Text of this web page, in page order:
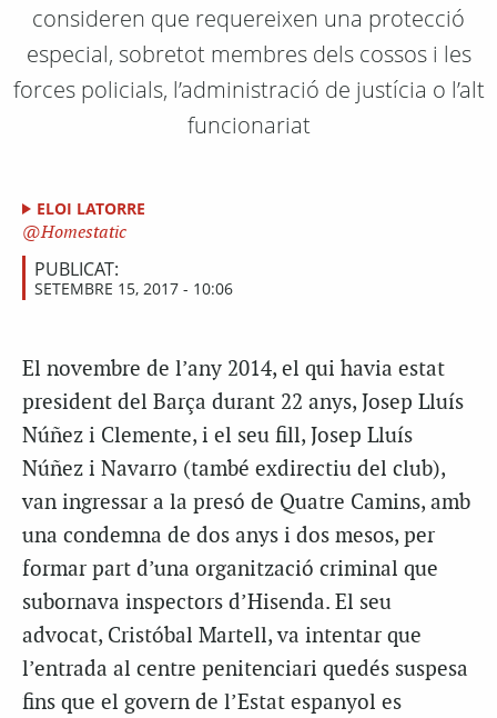
consideren que requereixen una protecció
especial, sobretot membres dels cossos i les
forces policials, l’administració de justícia o l’alt
funcionariat
ELOI LATORRE
Homestatic
PUBLICAT:
SETEMBRE 15, 2017 - 10:06
El novembre de l’any 2014, el qui havia estat
president del Barça durant 22 anys, Josep Lluís
Núñez i Clemente, i el seu fill, Josep Lluís
Núñez i Navarro (també exdirectiu del club),
van ingressar a la presó de Quatre Camins, amb
una condemna de dos anys i dos mesos, per
formar part d’una organització criminal que
subornava inspectors d’Hisenda. El seu
advocat, Cristóbal Martell, va intentar que
l’entrada al centre penitenciari quedés suspesa
fins que el govern de l’Estat espanyol es